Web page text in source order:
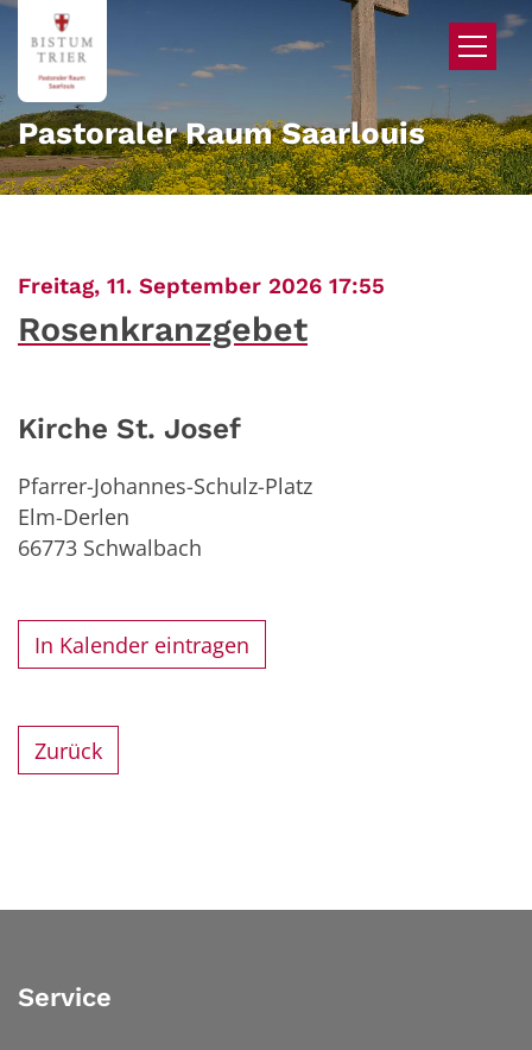
Zum Inhalt springen
Pastoraler Raum Saarlouis
Freitag, 11. September 2026 17:55
Rosenkranzgebet
Kirche St. Josef
Pfarrer-Johannes-Schulz-Platz
Elm-Derlen
66773 Schwalbach
In Kalender eintragen
Zurück
Service